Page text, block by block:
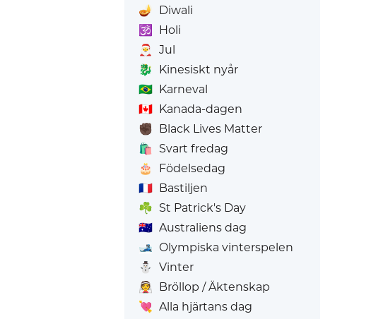
🪔
Diwali
🕉️
Holi
🎅
Jul
🐉
Kinesiskt nyår
🇧🇷 Karneval
🇨🇦 Kanada-dagen
✊🏿 Black Lives Matter
🛍️
Svart fredag
🎂
Födelsedag
🇫🇷 Bastiljen
☘️ St Patrick's Day
🇦🇺 Australiens dag
🎿 Olympiska vinterspelen
⛄
Vinter
👰 Bröllop / Äktenskap
💘 Alla hjärtans dag